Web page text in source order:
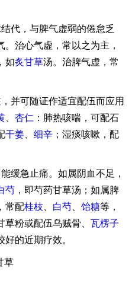
代，与脾气虚弱的倦怠乏
治心气虚，常以之为主，
如炙甘草汤。治脾气虚，常
并可随证作适宜配伍而应用
杏仁 ：肺热咳喘，可配石
干姜 细辛 ；湿痰咳嗽，配
缓急止痛。如属阴血不足，
芍 ，即芍药甘草汤；如属脾
常配桂枝 白芍 饴糖等，
粉或配伍乌贼骨、 瓦楞子
的近期疗效。